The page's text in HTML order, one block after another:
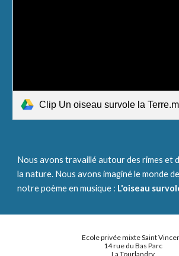
Clip Un oiseau survole la
Nous avons travaillé autour des rimes et
la nature. Nous avons imaginé le monde
notre poème en musique : L'oiseau
Ecole privée mixte Saint
14 rue du Bas Parc
La Tourlandry